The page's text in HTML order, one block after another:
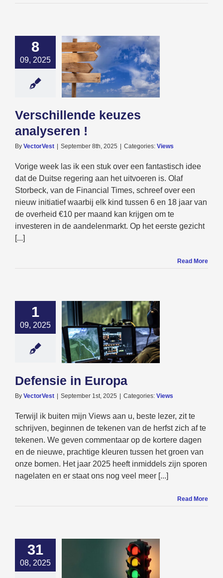
8
09, 2025
keuzes
Verschillende keuzes
analyseren !
By VectorVest September 8th, 2025 Categories: Views
Vorige week las ik een stuk over een fantastisch idee
dat de Duitse regering aan het uitvoeren is. Olaf
Storbeck, van de Financial Times, schreef over een
nieuw initiatief waarbij elk kind tussen 6 en 18 jaar van
de overheid €10 per maand kan krijgen om te
investeren in de aandelenmarkt. Op het eerste gezicht
[...]
Read More
1
09, 2025
Defensie in Europa
By VectorVest | September 1st, 2025 | Categories: Views
Terwijl ik buiten mijn Views aan u, beste lezer, zit te
schrijven, beginnen de tekenen van de herfst zich af te
tekenen. We geven commentaar op de kortere dagen
en de nieuwe, prachtige kleuren tussen het groen van
onze bomen. Het jaar 2025 heeft inmiddels zijn sporen
nagelaten en er staat ons nog veel meer [...]
Read More
31
08, 2025
betekent
in het